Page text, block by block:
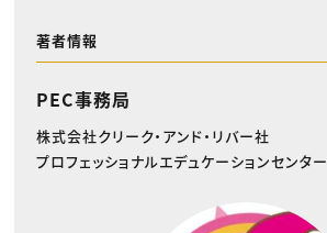
著者情報
PEC事務局
株式会社クリーク・アンド・リバー社
プロフェッショナルエデュケーションセンター